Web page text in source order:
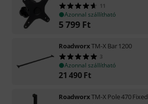
11
Azonnal szállítható
5 799 Ft
RoadworxTM-X Bar 1200
3
Azonnal szállítható
21 490 Ft
RoadworxTM-X Pole 470 Fixed